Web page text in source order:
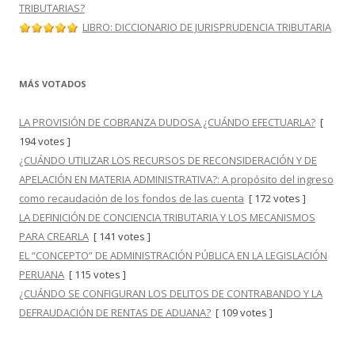
TRIBUTARIAS?
LIBRO: DICCIONARIO DE JURISPRUDENCIA TRIBUTARIA
MÁS VOTADOS
LA PROVISIÓN DE COBRANZA DUDOSA ¿CUÁNDO EFECTUARLA? [
194 votes ]
¿CUÁNDO UTILIZAR LOS RECURSOS DE RECONSIDERACIÓN Y DE
APELACIÓN EN MATERIA ADMINISTRATIVA?: A propósito del ingreso
como recaudación de los fondos de las cuenta [ 172 votes ]
LA DEFINICIÓN DE CONCIENCIA TRIBUTARIA Y LOS MECANISMOS
PARA CREARLA [ 141 votes ]
EL “CONCEPTO” DE ADMINISTRACIÓN PÚBLICA EN LA LEGISLACIÓN
PERUANA [ 115 votes ]
¿CUÁNDO SE CONFIGURAN LOS DELITOS DE CONTRABANDO Y LA
DEFRAUDACIÓN DE RENTAS DE ADUANA? [ 109 votes ]